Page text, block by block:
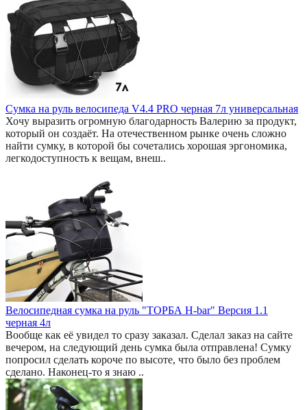
Сумка на руль велосипеда V4.4 PRO черная 7л универсальная
Хочу выразить огромную благодарность Валерию за продукт,
который он создаёт. На отечественном рынке очень сложно
найти сумку, в которой бы сочетались хорошая эргономика,
легкодоступность к вещам, внеш..
Велосипедная сумка на руль "ТОРБА H-bar" Версия 1.1
черная 4л
Вообще как её увидел то сразу заказал. Сделал заказ на сайте
вечером, на следующий день сумка была отправлена! Сумку
попросил сделать короче по высоте, что было без проблем
сделано. Наконец-то я знаю ..